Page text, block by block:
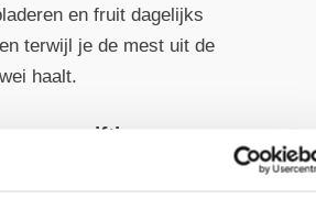
en fruit dagelijks
terwijl je de mest uit de
haalt.
voor giftige